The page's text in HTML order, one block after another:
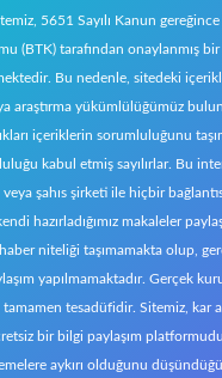
5651 Sayılı Kanun
(BTK) tarafından onaylanmış bir
Bu nedenle, sitedeki
araştırma yükümlülüğümüz
içeriklerin sorumluluğunu
kabul etmiş sayılırlar. Bu
şahıs şirketi ile hiçbir
hazırladığımız makaleler
niteliği taşımamakta olup,
yapılmamaktadır. Gerçek
tamamen tesadüfidir. Sitemiz, kar
bir bilgi paylaşım
aykırı olduğunu